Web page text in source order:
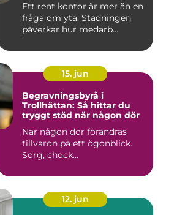
Ett rent kontor är mer än en
fråga om yta. Städningen
påverkar hur medarb...
15. jun
Begravningsbyrå i
Trollhättan: Så hittar du
tryggt stöd när någon dör
När någon dör förändras
tillvaron på ett ögonblick.
Sorg, chock...
12. jun